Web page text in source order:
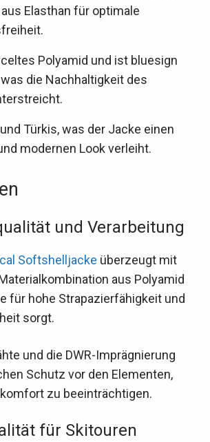
Elasthan für optimale
Polyamid und ist bluesign
was die Nachhaltigkeit des
Türkis, was der Jacke einen
modernen Look verleiht.
und Verarbeitung
Softshelljacke überzeugt mit
aus Polyamid
für hohe Strapazierfähigkeit und
sorgt.
und die DWR-Imprägnierung
Schutz vor den Elementen,
zu beeinträchtigen.
für Skitouren